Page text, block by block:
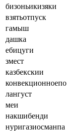
бизоньикизяки
взятьотпуск
гамыш
дашка
ебицуги
змест
казбекскии
конвекционноепо
лангуст
меи
накшибенди
нуригазиосманпа